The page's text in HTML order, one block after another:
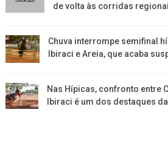
de volta às corridas
​Chuva interrompe semifinal
Ibiraci e Areia, que acaba
Nas Hípicas, confronto entre
Ibiraci é um dos destaques